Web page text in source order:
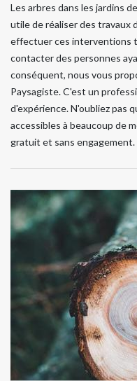
Les arbres dans les jardins
utile de réaliser des travaux
effectuer ces interventions
contacter des personnes
conséquent, nous vous
Paysagiste. C'est un
d'expérience. N'oubliez pas
accessibles à beaucoup de
gratuit et sans engagement.